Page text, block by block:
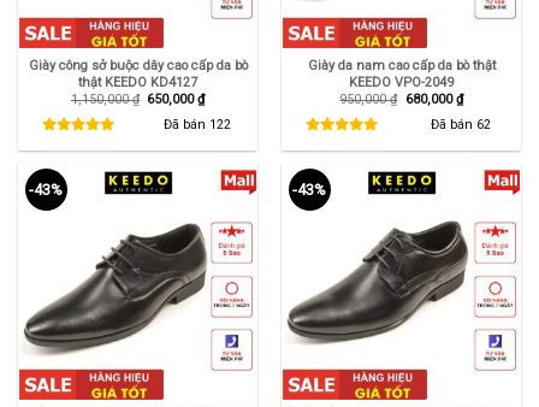
Giày công sở buộc dây cao cấp da bò
thật KEEDO KD4127
1,150,000₫ Giá
650,000₫Giá
hiện
tại
Đã bán 122
Giày da nam cao cấp da bò thật
KEEDO VPO-2049
950,000₫ Giá
680,000₫Giá
hiện
tại
Đã bán 62
-43% -43%